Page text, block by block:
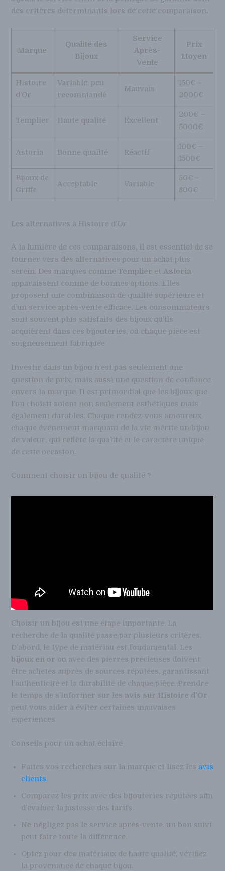
des critères déterminants lors de cette comparaison.
Marque
Qualité des
Bijoux
Service
Après-
Vente
Prix
Moyen
Histoire
d’Or
Variable, peu
recommandé
Mauvais
150€ –
2000€
Templier Haute qualité Excellent
200€ –
5000€
Astoria Bonne qualité Réactif
100€ –
1500€
Bijoux de
Griffe
Acceptable Variable
50€ –
800€
Les alternatives à Histoire d’Or
À la lumière de ces comparaisons, il est essentiel de se
tourner vers des alternatives pour un achat plus
serein. Des marques comme Templier etAstoria
apparaissent comme de bonnes options. Elles
proposent une combinaison de qualité supérieure et
d’un service après-vente efficace. Les consommateurs
sont souvent plus satisfaits des bijoux qu’ils
acquièrent dans ces bijouteries, où chaque pièce est
soigneusement fabriquée.
Investir dans un bijou n’est pas seulement une
question de prix, mais aussi une question de confiance
envers la marque. Il est primordial que les bijoux que
l’on choisit soient non seulement esthétiques mais
également durables. Chaque rendez-vous amoureux,
chaque événement marquant de la vie mérite un bijou
de valeur, qui reflète la qualité et le caractère unique
de cette occasion.
Comment choisir un bijou de qualité ?
Choisir un bijou est une étape importante. La
recherche de la qualité passe par plusieurs critères.
D’abord, le type de matériau est fondamental. Les
bijoux en or ou avec des pierres précieuses doivent
être achetés auprès de sources réputées, garantissant
l’authenticité et la durabilité de chaque pièce. Prendre
le temps de s’informer sur les avis sur Histoire d’Or
peut vous aider à éviter certaines mauvaises
expériences.
Conseils pour un achat éclairé
Faites vos recherches sur la marque et lisez les avis
clients.
Comparez les prix avec des bijouteries réputées afin
d’évaluer la justesse des tarifs.
Ne négligez pas le service après-vente, un bon suivi
peut faire toute la différence.
Optez pour des matériaux de haute qualité, vérifiez
la provenance de chaque bijou.